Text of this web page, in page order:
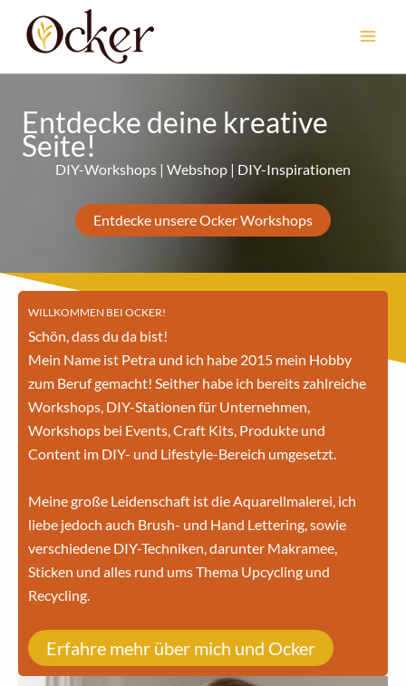
Inhalt
springen
Entdecke deine kreative
Seite!
DIY-Workshops | Webshop | DIY-Inspirationen
Entdecke unsere Ocker Workshops
WILLKOMMEN BEI OCKER!
Schön, dass du da bist!
Mein Name ist Petra und ich habe 2015 mein Hobby
zum Beruf gemacht! Seither habe ich bereits zahlreiche
Workshops, DIY-Stationen für Unternehmen,
Workshops bei Events, Craft Kits, Produkte und
Content im DIY- und Lifestyle-Bereich umgesetzt.
Meine große Leidenschaft ist die Aquarellmalerei, ich
liebe jedoch auch Brush- und Hand Lettering, sowie
verschiedene DIY-Techniken, darunter Makramee,
Sticken und alles rund ums Thema Upcycling und
Recycling.
Erfahre mehr über mich und Ocker